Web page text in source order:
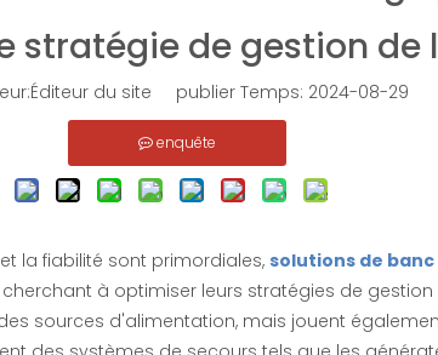
stratégie de gestion de
du site publier Temps: 2024-08-29
enquête
la fiabilité sont primordiales, solutions de
à optimiser leurs stratégies de gestion
sources d'alimentation, mais jouent